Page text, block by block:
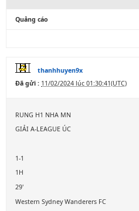
Quảng cáo
thanhhuyen9x
Đã gửi : 11/02/2024 lúc 01:30:41(UTC)
RUNG H1 NHA MN
GIẢI A-LEAGUE ÚC
1-1
1H
29'
Western Sydney Wanderers FC